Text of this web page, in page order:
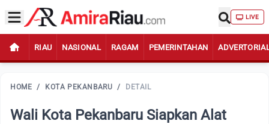
LIVE
RIAU NASIONAL RAGAM PEMERINTAHAN
HOME / KOTA PEKANBARU / DETAIL
Wali Kota Pekanbaru Siapkan Alat